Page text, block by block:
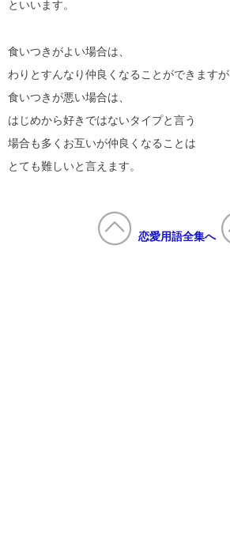
といいます。
食いつきがよい場合は、
わりとすんなり仲良くなることができますが
食いつきが悪い場合は、
はじめから好きではないタイプと言う
場合も多くお互いが仲良くなることは
とても難しいと言えます。
恋愛用語全集へ